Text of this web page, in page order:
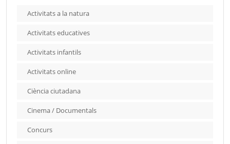
Activitats a la natura
Activitats educatives
Activitats infantils
Activitats online
Ciència ciutadana
Cinema / Documentals
Concurs